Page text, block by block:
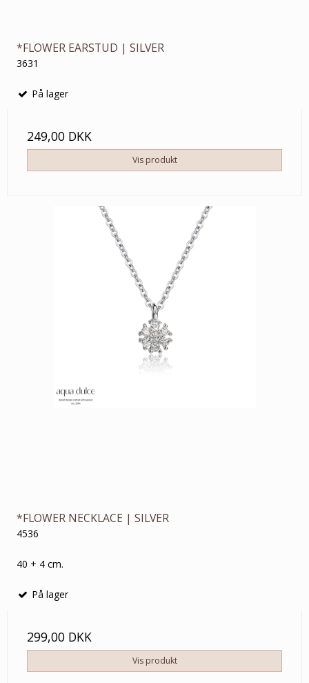
*FLOWER EARSTUD | SILVER
3631
På lager
249,00 DKK
Vis produkt
*FLOWER NECKLACE | SILVER
4536
40 + 4 cm.
På lager
299,00 DKK
Vis produkt